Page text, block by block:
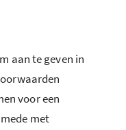
aan te geven in
voor een
met